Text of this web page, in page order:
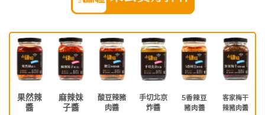
果然辣
醬
麻辣妹
子醬
酸豆辣豬
肉醬
手切北京
炸醬
5香辣豆
豬肉醬
客家梅干
辣豬肉醬